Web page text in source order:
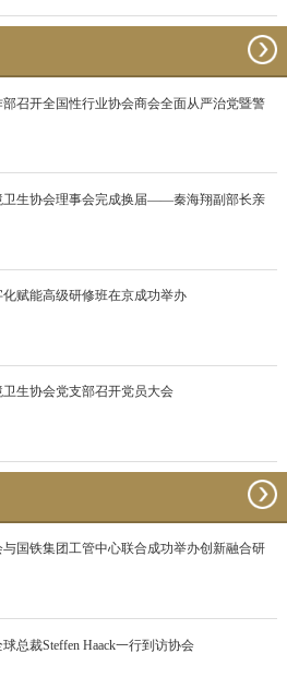
召开全国性行业协会商会全面从严治党暨警
卫生协会理事会完成换届——秦海翔副部长亲
赋能高级研修班在京成功举办
生协会党支部召开党员大会
国铁集团工管中心联合成功举办创新融合研
总裁Steffen Haack一行到访协会